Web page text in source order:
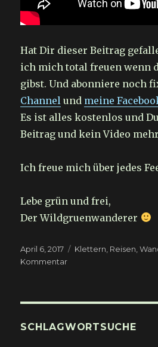
Hat Dir dieser Beitrag
ich mich total freuen wenn
gibst. Und abonniere noch
Channel und meine
Es ist alles kostenlos und
Beitrag und kein Video mehr
Ich freue mich über jedes
Lebe grün und frei,
Der Wildgruenwanderer
Veröffentlicht
am
April 6, 2017 Kategorien
Klettern Reisen ,
Kommentarzu
Stränden
SCHLAGWORTSUCHE